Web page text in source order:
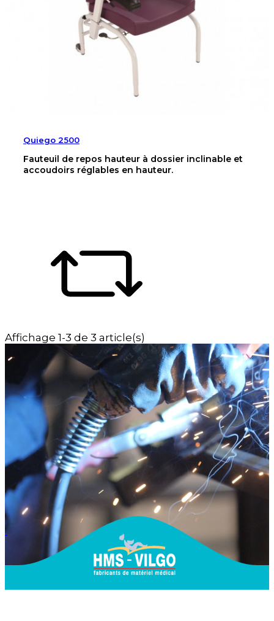
Quiego 2500
Fauteuil de repos hauteur à dossier inclinable et
accoudoirs réglables en hauteur.
Affichage 1-3 de 3 article(s)